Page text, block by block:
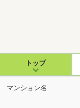
トップ
マンション名